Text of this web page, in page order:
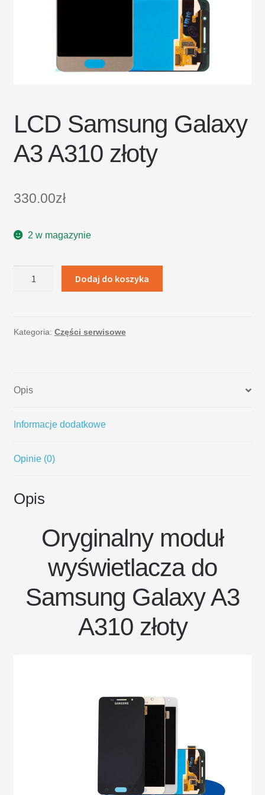
DOSTAWA I ZWROTY
POLITYKA PRYWATNOŚCI
LCD Samsung Galaxy
A3 A310 złoty
330.00zł
2 w magazynie
A3
Dodaj do koszyka
Kategoria: Części serwisowe
Opis
Informacje dodatkowe
Opinie (0)
Opis
Oryginalny moduł
wyświetlacza do
Samsung Galaxy A3
A310 złoty